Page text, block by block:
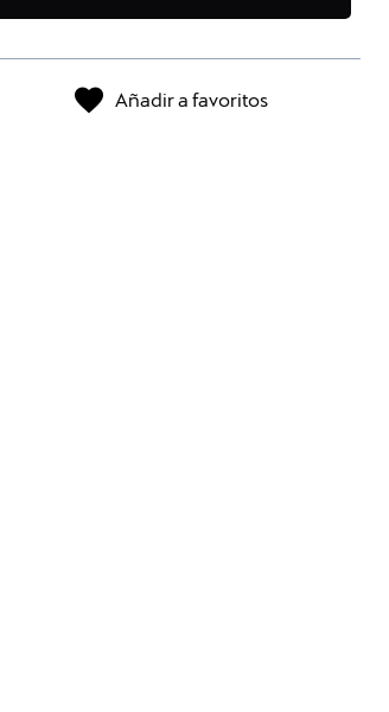
Añadir a favoritos